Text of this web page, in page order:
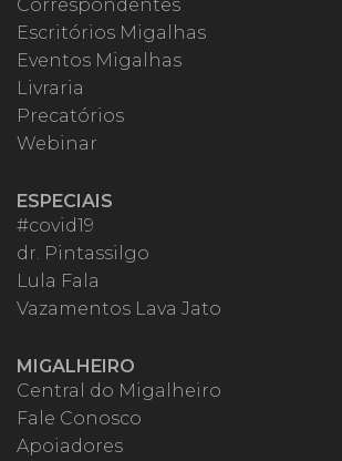
Correspondentes
Escritórios Migalhas
Eventos Migalhas
Livraria
Precatórios
Webinar
ESPECIAIS
#covid19
dr. Pintassilgo
Lula Fala
Vazamentos Lava Jato
MIGALHEIRO
Central do Migalheiro
Fale Conosco
Apoiadores